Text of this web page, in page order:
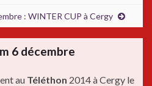
: WINTER CUP à Cergy
6 décembre
au Téléthon 2014 à Cergy le